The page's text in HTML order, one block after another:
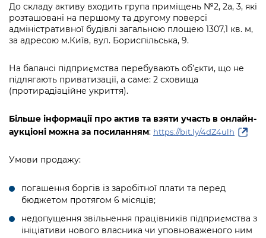
Підприємства, установи, організації
Kyiv International Relations
Гендерна політика
Київська міська військова адміністрація
Портал Захисників та Захисниць
Безбар'єрність
Портал послуг
Міський застосунок Київ Цифровий
Важливе під час воєнного стану
Уряд» – місцевий рівень»
Важливе під час воєнного стану
Про відкриті дані
Портал даних Києва
Публічні дашборди
До складу активу входить група приміщень №2, 2а, 3, які
розташовані на першому та другому поверсі
адміністративної будівлі загальною площею 1307,1 кв. м,
за адресою м.Київ, вул. Бориспільська, 9.
На балансі підприємства перебувають об’єкти, що не
підлягають приватизації, а саме: 2 сховища
(протирадіаційне укриття).
Більше інформації про актив та взяти участь в онлайн-
аукціоні можна за посиланням: https://bit.ly/4dZ4ulh
Умови продажу:
погашення боргів із заробітної плати та перед
бюджетом протягом 6 місяців;
недопущення звільнення працівників підприємства з
ініціативи нового власника чи уповноваженого ним